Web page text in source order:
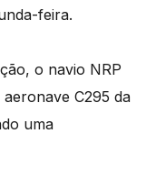
feira.
o navio NRP
C295 da
uma